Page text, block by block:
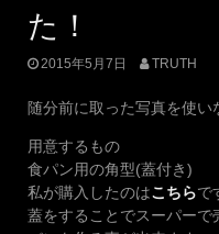
た！
2015年5月7日 TRUTH
随分前に取った写真を使い
用意するもの
食パン用の角型(蓋付き)
私が購入したのはこちらで
蓋をすることでスーパーで